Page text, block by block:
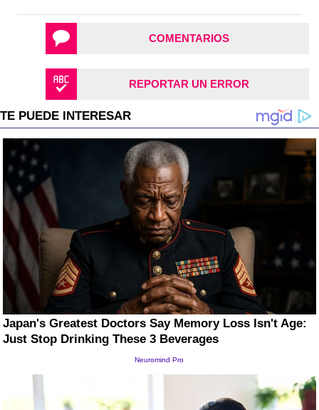
COMENTARIOS
REPORTAR UN ERROR